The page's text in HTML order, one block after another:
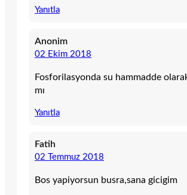
Yanıtla
Anonim
02 Ekim 2018
Fosforilasyonda su hammadde
mı
Yanıtla
Fatih
02 Temmuz 2018
Bos yapiyorsun busra,sana gicigim